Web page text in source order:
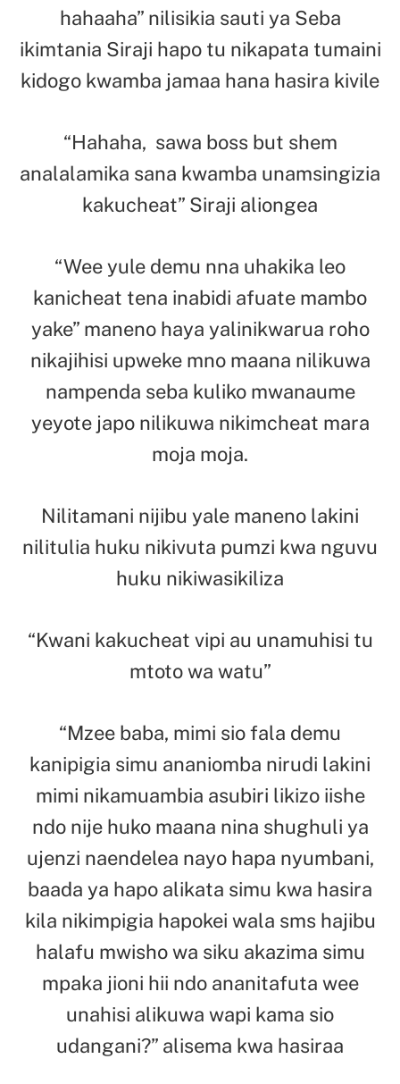
hahaaha” nilisikia sauti ya Seba
ikimtania Siraji hapo tu nikapata tumaini
kidogo kwamba jamaa hana hasira kivile
“Hahaha, sawa boss but shem
analalamika sana kwamba unamsingizia
kakucheat” Siraji aliongea
“Wee yule demu nna uhakika leo
kanicheat tena inabidi afuate mambo
yake” maneno haya yalinikwarua roho
nikajihisi upweke mno maana nilikuwa
nampenda seba kuliko mwanaume
yeyote japo nilikuwa nikimcheat mara
moja moja.
Nilitamani nijibu yale maneno lakini
nilitulia huku nikivuta pumzi kwa nguvu
huku nikiwasikiliza
“Kwani kakucheat vipi au unamuhisi tu
mtoto wa watu”
“Mzee baba, mimi sio fala demu
kanipigia simu ananiomba nirudi lakini
mimi nikamuambia asubiri likizo iishe
ndo nije huko maana nina shughuli ya
ujenzi naendelea nayo hapa nyumbani,
baada ya hapo alikata simu kwa hasira
kila nikimpigia hapokei wala sms hajibu
halafu mwisho wa siku akazima simu
mpaka jioni hii ndo ananitafuta wee
unahisi alikuwa wapi kama sio
udangani?” alisema kwa hasiraa